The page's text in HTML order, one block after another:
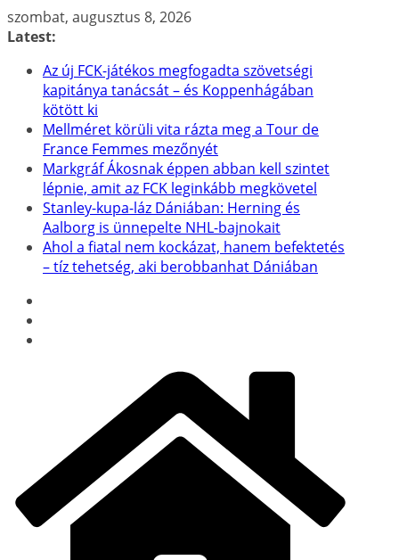
Skip
to
szombat, augusztus 8, 2026
Latest:
Az új FCK-játékos megfogadta szövetségi
kapitánya tanácsát – és Koppenhágában
kötött ki
Mellméret körüli vita rázta meg a Tour de
France Femmes mezőnyét
Markgráf Ákosnak éppen abban kell szintet
lépnie, amit az FCK leginkább megkövetel
Stanley-kupa-láz Dániában: Herning és
Aalborg is ünnepelte NHL-bajnokait
Ahol a fiatal nem kockázat, hanem befektetés
– tíz tehetség, aki berobbanhat Dániában